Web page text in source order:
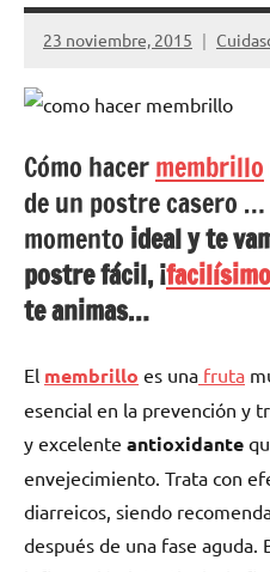
23 noviembre, 2015
Cómo hacermembrillo
de un postre casero
momento idealy te
postre fácil, ¡facilísimo
te animas…
El membrillo es una fruta
esencial en la prevención y
y excelente antioxidante
envejecimiento. Trata con
diarreicos, siendo
después de una fase aguda.